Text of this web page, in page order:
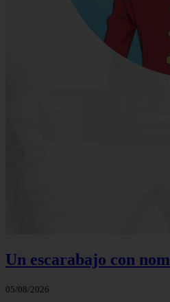
Un escarabajo con
05/08/2026